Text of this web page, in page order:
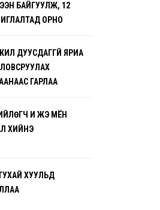
БАЙГУУЛЖ, 12
ОРНО
ДУУСДАГГҮЙ ЯРИА
ГАРЛАА
И ЖЭ МЁН
ХИЙНЭ
ХУУЛЬД